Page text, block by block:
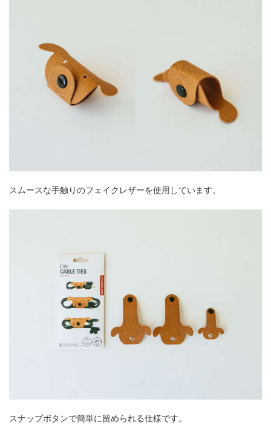
スムースな手触りのフェイクレザーを使用しています。
スナップボタンで簡単に留められる仕様です。